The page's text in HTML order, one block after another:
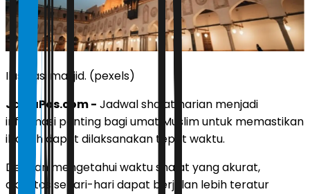
Ilustrasi masjid. (pexels)
JawaPos.com - Jadwal shalat harian menjadi
informasi penting bagi umat Muslim untuk memastikan
ibadah dapat dilaksanakan tepat waktu.
Dengan mengetahui waktu shalat yang akurat,
aktivitas sehari-hari dapat berjalan lebih teratur